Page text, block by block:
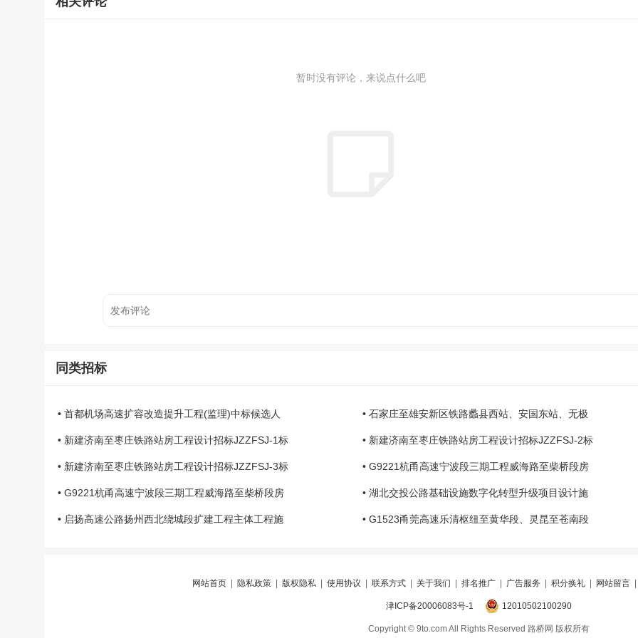
暂时没有评论，来说点什么吧
同类招标
• 首都机场高速扩容改造提升工程(监理)中标候选人 • 石家庄至雄安新区铁路蠡县西站、安国东站、无极
• 新建济南至枣庄铁路站房工程设计招标JZZFSJ-1标 • 新建济南至枣庄铁路站房工程设计招标JZZFSJ-2标
• 新建济南至枣庄铁路站房工程设计招标JZZFSJ-3标 • G9221杭甬高速宁波段三期工程威海路至柴桥段房
• G9221杭甬高速宁波段三期工程威海路至柴桥段房 • 湖北交投公路基础设施数字化转型升级项目设计施
• 启扬高速公路扬州西北绕城段扩建工程主体工程施 • G1523甬莞高速乐清枢纽至黄华段、灵昆至苍南段
网站首页 隐私政策 版权隐私 使用协议 联系方式 关于我们 排名推广 广告服务 积分换礼 网站留言
津ICP备20006083号-1 12010502100290
Copyright © 9to.com All Rights Reserved 路桥网 版权所有